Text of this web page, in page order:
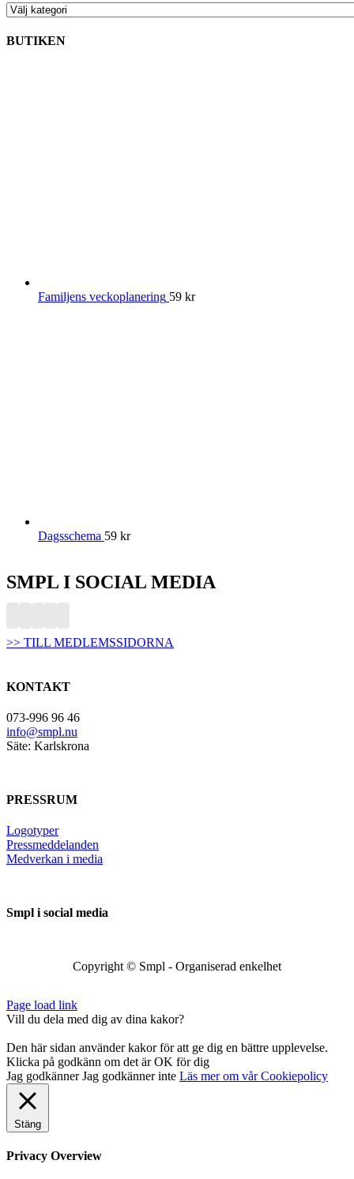
KATEGORIER
BUTIKEN
Familjens veckoplanering 59 kr
Dagsschema 59 kr
SMPL I SOCIAL MEDIA
>> TILL MEDLEMSSIDORNA
KONTAKT
073-996 96 46
info@smpl.nu
Säte: Karlskrona
PRESSRUM
Logotyper
Pressmeddelanden
Medverkan i media
Smpl i social media
Copyright © Smpl - Organiserad enkelhet
Page load link
Vill du dela med dig av dina kakor?
Den här sidan använder kakor för att ge dig en bättre upplevelse.
Klicka på godkänn om det är OK för dig
Jag godkänner Jag godkänner inte Läs mer om vår Cookiepolicy
Stäng
Privacy Overview